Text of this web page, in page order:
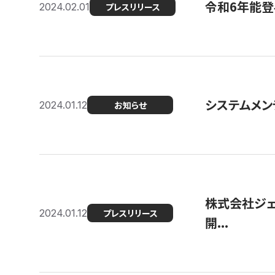
2024.02.01 プレスリリース 令和6年能登
2024.01.12 お知らせ システムメ
2024.01.12 プレスリリース
株式会社ジ
開...